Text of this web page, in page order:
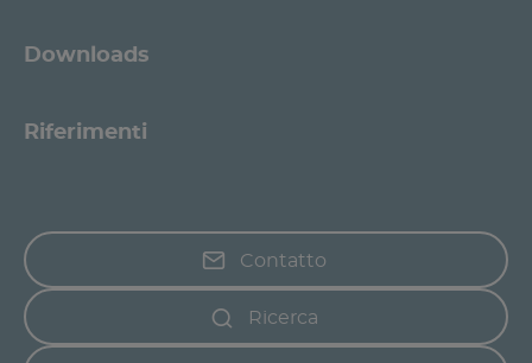
Downloads
Riferimenti
Contatto
Ricerca